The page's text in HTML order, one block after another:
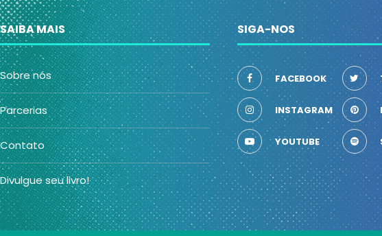
SAIBA MAIS
Sobre nós
Parcerias
Contato
Divulgue seu livro!
SIGA-NOS
FACEBOOK
INSTAGRAM
YOUTUBE